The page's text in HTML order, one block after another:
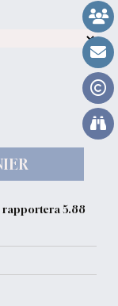
rapportera5.88